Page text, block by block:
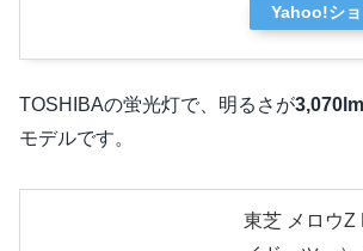
Yahoo!シ
TOSHIBAの蛍光灯で、明るさが3,070lm
モデルです。
東芝 メロウZ